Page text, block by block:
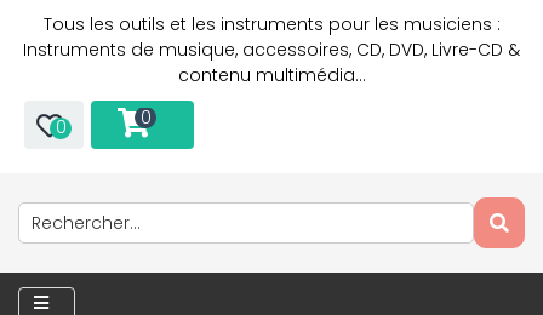
Tous les outils et les instruments pour les musiciens :
Instruments de musique, accessoires, CD, DVD, Livre-CD &
contenu multimédia…
0 0